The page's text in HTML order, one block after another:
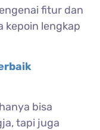
fitur dan
kepoin lengkap
bisa
tapi juga